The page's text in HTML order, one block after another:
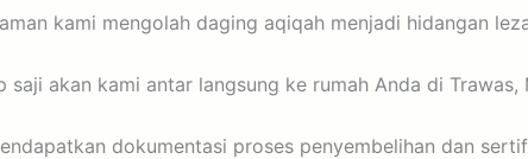
kami mengolah daging aqiqah menjadi hidangan
saji akan kami antar langsung ke rumah Anda di
dokumentasi proses penyembelihan dan